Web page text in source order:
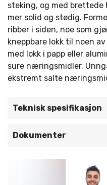
steking, og med brettede
mer solid og stødig.
ribber i siden, noe som
kneppbare lokk til noen
med lokk i papp eller
sure næringsmidler.
ekstremt salte
Teknisk spesifikasjon
Dokumenter